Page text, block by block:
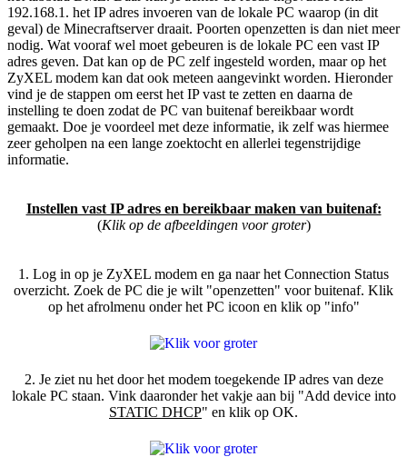
192.168.1. het IP adres invoeren van de lokale PC waarop (in dit
geval) de Minecraftserver draait. Poorten openzetten is dan niet meer
nodig. Wat vooraf wel moet gebeuren is de lokale PC een vast IP
adres geven. Dat kan op de PC zelf ingesteld worden, maar op het
ZyXEL modem kan dat ook meteen aangevinkt worden. Hieronder
vind je de stappen om eerst het IP vast te zetten en daarna de
instelling te doen zodat de PC van buitenaf bereikbaar wordt
gemaakt. Doe je voordeel met deze informatie, ik zelf was hiermee
zeer geholpen na een lange zoektocht en allerlei tegenstrijdige
informatie.
Instellen vast IP adres en bereikbaar maken van buitenaf:
(Klik op de afbeeldingen voor groter)
1. Log in op je ZyXEL modem en ga naar het Connection Status
overzicht. Zoek de PC die je wilt "openzetten" voor buitenaf. Klik
op het afrolmenu onder het PC icoon en klik op "info"
2. Je ziet nu het door het modem toegekende IP adres van deze
lokale PC staan. Vink daaronder het vakje aan bij "Add device into
STATIC DHCP" en klik op OK.